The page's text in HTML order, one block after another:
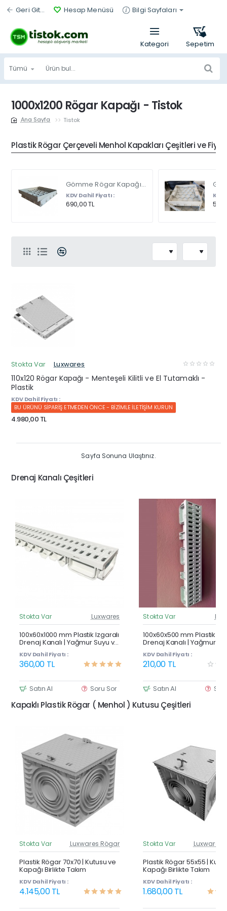
Geri Git... Hesap Menüsü Bilgi Sayfaları
Tümü
Ürün
bul...
1000x1200 Rögar Kapağı - Tistok
Tistok
Plastik Rögar Çerçeveli Menhol Kapakları Çeşitleri ve
Gömme Rögar Kapağı - Seramik - Fayans Ve Mermer Zeminlerde - Gizli Çerçeve Kapak Çift Kulplu 45 X 45
KDV Dahil Fiyatı :
690,00 TL
KDV
Stokta Var Luxwares
110x120 Rögar Kapağı - Menteşeli Kilitli ve El Tutamaklı -
Plastik
KDV Dahil Fiyatı :
BU ÜRÜNÜ SİPARİŞ ETMEDEN ÖNCE - BİZİMLE İLETİŞİM KURUN
4.980,00 TL
Sayfa Sonuna Ulaştınız.
Drenaj Kanalı Çeşitleri
Güncel Fiyat
Çok Satan
Stokta Var Luxwares
100x60x1000 mm Plastik Izgaralı
Drenaj Kanalı | Yağmur Suyu ve
Havuz Kenarı Oluğu
KDV Dahil Fiyatı :
360,00 TL
Satın Al Soru Sor
Stokta Var
100x60x500 mm Plastik
Drenaj Kanalı | Yağmur
Havuz Kenarı Oluğu
KDV Dahil Fiyatı :
210,00 TL
Satın Al
Kapaklı Plastik Rögar ( Menhol ) Kutusu Çeşitleri
Güncel Fiyat
Yeni Ürün
Stokta Var Luxwares Rögar
Plastik Rögar 70x70 | Kutusu ve
Kapağı Birlikte Takım
KDV Dahil Fiyatı :
4.145,00 TL
Stokta Var Luxwares
Plastik Rögar 55x55 |
Kapağı Birlikte Takım
KDV Dahil Fiyatı :
1.680,00 TL